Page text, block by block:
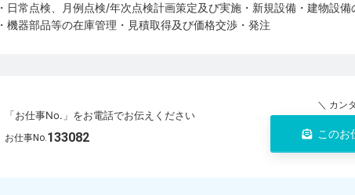
・日常点検、月例点検/年次点検計画策定及び実施・新規設備・建物設備
・機器部品等の在庫管理・見積取得及び価格交渉・発注
「お仕事No.」をお電話でお伝えください
お仕事No. 133082
＼ カン
このお